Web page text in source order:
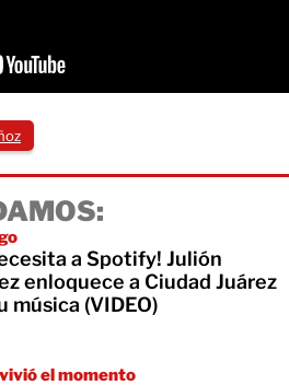
a Spotify! Julión
enloquece a Ciudad Juárez
música (VIDEO)
el momento